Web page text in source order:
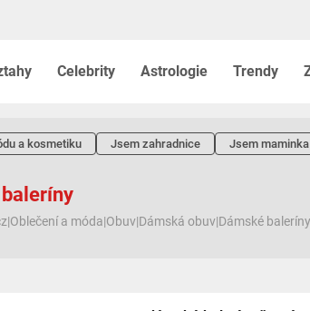
Celebrity Astrologie Trendy
a kosmetiku Jsem zahradnice Jsem maminka
|Oblečení a móda|Obuv|Dámská obuv|Dámské baleríny